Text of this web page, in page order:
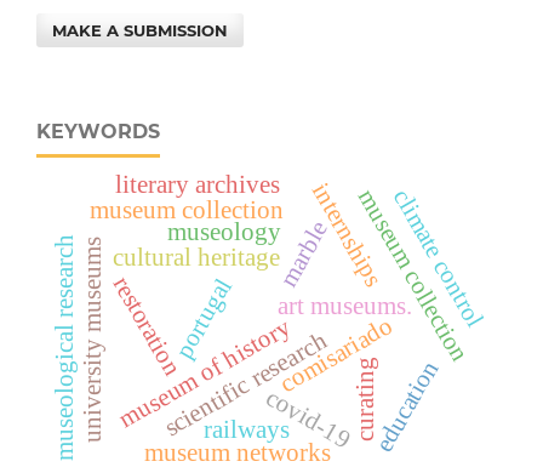
MAKE A SUBMISSION
KEYWORDS
curating
comisariado
art museums.
marble
cultural heritage
portugal
museum of history
museum collection
scientific research
university museums
museology
restoration
museological research climate control
covid-19
museum networks
museum collection
education
literary archives internships
railways